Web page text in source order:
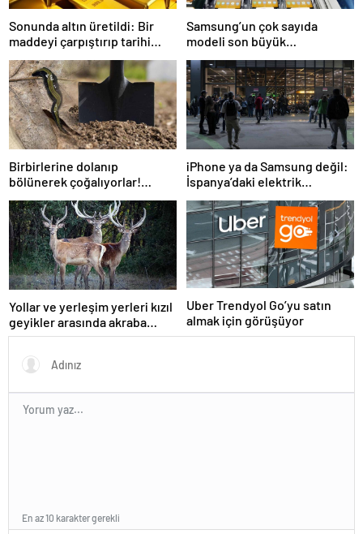
Sonunda altın üretildi: Bir
maddeyi çarpıştırıp tarihi
değiştirdiler
Samsung’un çok sayıda
modeli son büyük
güncellemesini alacak
Birbirlerine dolanıp
bölünerek çoğalıyorlar!
Almanya’nın birçok yerinde
görüldü, ihbar telefonları
susmuyor
iPhone ya da Samsung değil:
İspanya’daki elektrik
kesintisinden sağ kurtulan
tek telefonlar bunlar!
Yollar ve yerleşim yerleri kızıl
geyikler arasında akraba
evliliğine neden oluyor
Uber Trendyol Go’yu satın
almak için görüşüyor
En az 10 karakter gerekli